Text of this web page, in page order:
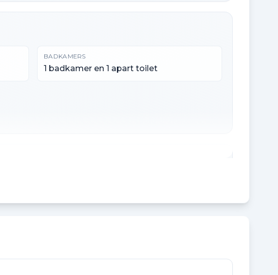
BADKAMERS
1 badkamer en 1 apart toilet